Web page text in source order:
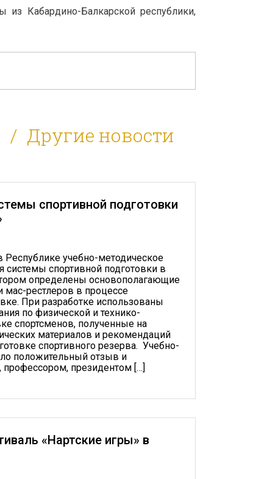
Кабардино-Балкарской республики,
Другие новости
спортивной подготовки
Республике учебно-методическое
системы спортивной подготовки в
определены основополагающие
мас-рестлеров в процессе
При разработке использованы
по физической и технико-
спортсменов, полученные на
материалов и рекомендаций
спортивного резерва. Учебно-
положительный отзыв и
профессором, президентом […]
«Нартские игры» в